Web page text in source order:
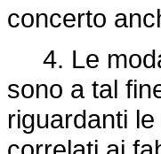
concerto
4. Le
sono a tal
riguardanti